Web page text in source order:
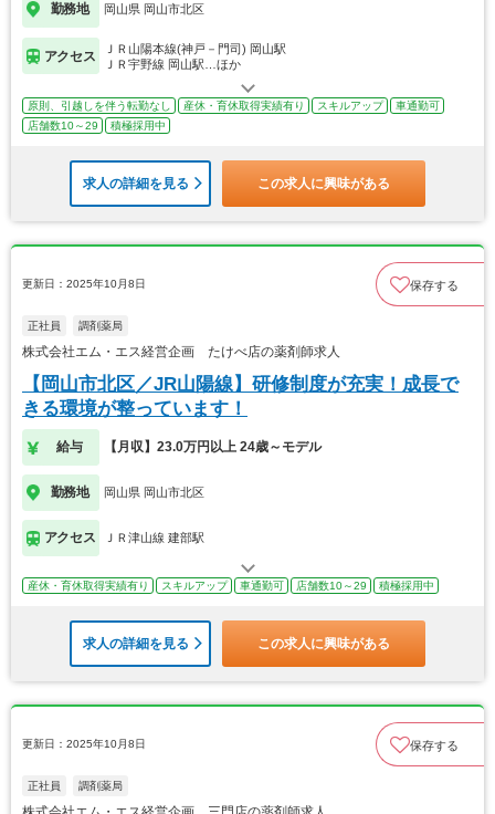
勤務地 岡山県 岡山市北区
アクセス
ＪＲ山陽本線(神戸－門司) 岡山駅
ＪＲ宇野線 岡山駅…ほか
原則、引越しを伴う転勤なし 産休・育休取得実績有り スキルアップ
車通勤可
店舗数10～29
積極採用中
求人の詳細を見る この求人に興味がある
更新日：2025年10月8日 保存する
正社員 調剤薬局
株式会社エム・エス経営企画 たけべ店の薬剤師求人
【岡山市北区／JR山陽線】研修制度が充実！成長で
きる環境が整っています！
給与 【月収】23.0万円以上 24歳～モデル
勤務地 岡山県 岡山市北区
アクセス ＪＲ津山線 建部駅
産休・育休取得実績有り スキルアップ 車通勤可 店舗数10～29 積極採用中
求人の詳細を見る この求人に興味がある
更新日：2025年10月8日 保存する
正社員 調剤薬局